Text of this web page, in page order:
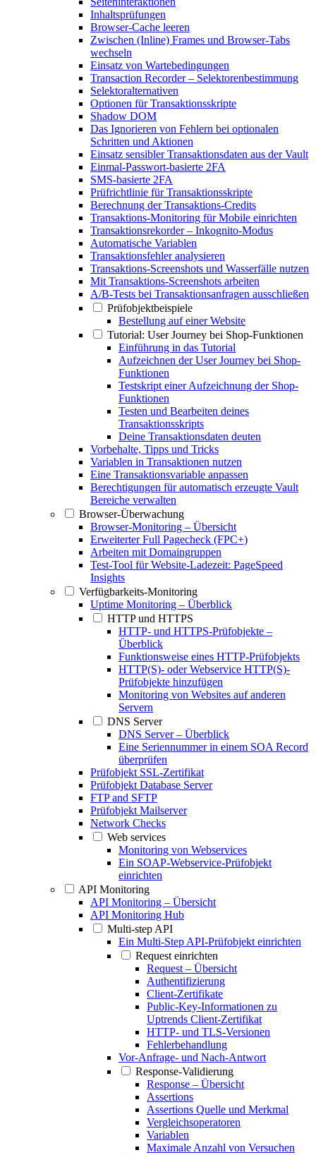
Inhaltsprüfungen
Browser-Cache leeren
Zwischen (Inline) Frames und Browser-Tabs
wechseln
Einsatz von Wartebedingungen
Transaction Recorder – Selektorenbestimmung
Selektoralternativen
Optionen für Transaktionsskripte
Shadow DOM
Das Ignorieren von Fehlern bei optionalen
Schritten und Aktionen
Einsatz sensibler Transaktionsdaten aus der Vault
Einmal-Passwort-basierte 2FA
SMS-basierte 2FA
Prüfrichtlinie für Transaktionsskripte
Berechnung der Transaktions-Credits
Transaktions-Monitoring für Mobile einrichten
Transaktionsrekorder – Inkognito-Modus
Automatische Variablen
Transaktionsfehler analysieren
Transaktions-Screenshots und Wasserfälle nutzen
Mit Transaktions-Screenshots arbeiten
A/B-Tests bei Transaktionsanfragen ausschließen
Prüfobjektbeispiele
Bestellung auf einer Website
Tutorial: User Journey bei Shop-Funktionen
Einführung in das Tutorial
Aufzeichnen der User Journey bei Shop-
Funktionen
Testskript einer Aufzeichnung der Shop-
Funktionen
Testen und Bearbeiten deines
Transaktionsskripts
Deine Transaktionsdaten deuten
Vorbehalte, Tipps und Tricks
Variablen in Transaktionen nutzen
Eine Transaktionsvariable anpassen
Berechtigungen für automatisch erzeugte Vault
Bereiche verwalten
Browser-Überwachung
Browser-Monitoring – Übersicht
Erweiterter Full Pagecheck (FPC+)
Arbeiten mit Domaingruppen
Test-Tool für Website-Ladezeit: PageSpeed
Insights
Verfügbarkeits-Monitoring
Uptime Monitoring – Überblick
HTTP und HTTPS
HTTP- und HTTPS-Prüfobjekte –
Überblick
Funktionsweise eines HTTP-Prüfobjekts
HTTP(S)- oder Webservice HTTP(S)-
Prüfobjekte hinzufügen
Monitoring von Websites auf anderen
Servern
DNS Server
DNS Server – Überblick
Eine Seriennummer in einem SOA Record
überprüfen
Prüfobjekt SSL-Zertifikat
Prüfobjekt Database Server
FTP and SFTP
Prüfobjekt Mailserver
Network Checks
Web services
Monitoring von Webservices
Ein SOAP-Webservice-Prüfobjekt
einrichten
API Monitoring
API Monitoring – Übersicht
API Monitoring Hub
Multi-step API
Ein Multi-Step API-Prüfobjekt einrichten
Request einrichten
Request – Übersicht
Authentifizierung
Client-Zertifikate
Public-Key-Informationen zu
Uptrends Client-Zertifikat
HTTP- und TLS-Versionen
Fehlerbehandlung
Vor-Anfrage- und Nach-Antwort
Response-Validierung
Response – Übersicht
Assertions
Assertions Quelle und Merkmal
Vergleichsoperatoren
Variablen
Maximale Anzahl von Versuchen